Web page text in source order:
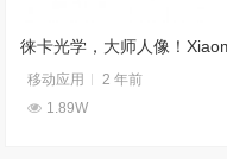
徕卡光学，大师人像！
移动应用
2 年前
1.89W